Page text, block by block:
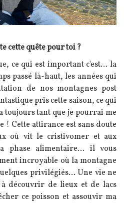
cette quête pour toi ?
ce qui est important c'est... la
passé là-haut, les années qui
de nos montagnes post
pris cette saison, ce qui
toujours tant que je pourrai me
! Cette attirance est sans doute
où vit le cristivomer et aux
phase alimentaire... il vous
incroyable où la montagne
privilégiés... Une vie ne
découvrir de lieux et de lacs
ce poisson et assouvir ma